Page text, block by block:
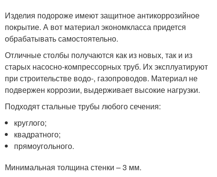
Изделия подороже имеют защитное антикоррозийное
покрытие. А вот материал экономкласса придется
обрабатывать самостоятельно.
Отличные столбы получаются как из новых, так и из
старых насосно-компрессорных труб. Их эксплуатируют
при строительстве водо-, газопроводов. Материал не
подвержен коррозии, выдерживает высокие нагрузки.
Подходят стальные трубы любого сечения:
круглого;
квадратного;
прямоугольного.
Минимальная толщина стенки – 3 мм.